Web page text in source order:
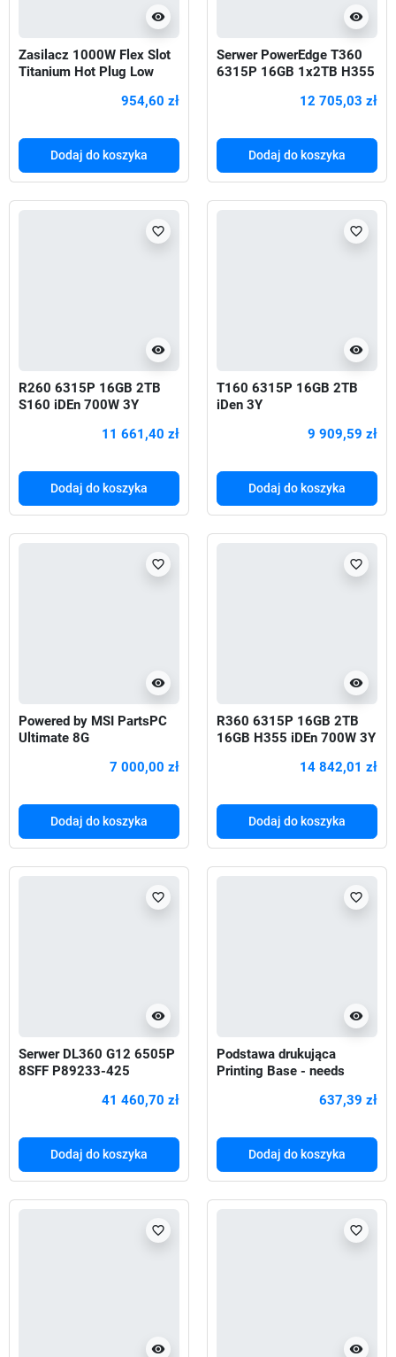
visibility
Zasilacz 1000W Flex Slot
Titanium Hot Plug Low
954,60 zł
Dodaj do koszyka
visibility
Serwer PowerEdge T360
6315P 16GB 1x2TB H355
12 705,03 zł
Dodaj do koszyka
visibility
favorite_border
R260 6315P 16GB 2TB
S160 iDEn 700W 3Y
11 661,40 zł
Dodaj do koszyka
visibility
favorite_border
T160 6315P 16GB 2TB
iDen 3Y
9 909,59 zł
Dodaj do koszyka
visibility
favorite_border
Powered by MSI PartsPC
Ultimate 8G
7 000,00 zł
Dodaj do koszyka
visibility
favorite_border
R360 6315P 16GB 2TB
16GB H355 iDEn 700W 3Y
14 842,01 zł
Dodaj do koszyka
visibility
favorite_border
Serwer DL360 G12 6505P
8SFF P89233-425
41 460,70 zł
Dodaj do koszyka
visibility
favorite_border
Podstawa drukująca
Printing Base - needs
637,39 zł
Dodaj do koszyka
visibility
favorite_border
visibility
favorite_border